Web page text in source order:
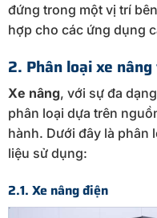
đứng trong một vị trí
hợp cho các ứng dụng
2. Phân loại xe
Xe nâng, với sự đa
phân loại dựa trên
hành. Dưới đây là phân
liệu sử dụng:
2.1. Xe nâng điện